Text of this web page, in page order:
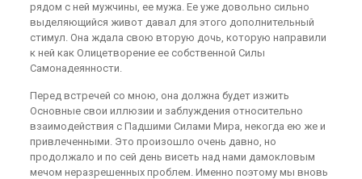
рядом с ней мужчины, ее мужа. Ее уже довольно сильно
выделяющийся живот давал для этого дополнительный
стимул. Она ждала свою вторую дочь, которую направили
к ней как Олицетворение ее собственной Силы
Самонадеянности.
Перед встречей со мною, она должна будет изжить
Основные свои иллюзии и заблуждения относительно
взаимодействия с Падшими Силами Мира, некогда ею же и
привлеченными. Это произошло очень давно, но
продолжало и по сей день висеть над нами дамокловым
мечом неразрешенных проблем. Именно поэтому мы вновь